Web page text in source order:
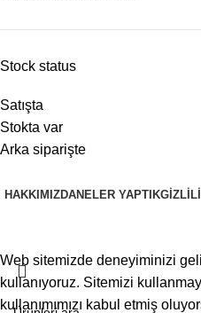
Stock status
Satışta
Stokta var
Arka siparişte
HAKKIMIZDANELER YAPTIK
Web sitemizde deneyiminizi
kullanıyoruz. Sitemizi
kullanımımızı kabul etmiş